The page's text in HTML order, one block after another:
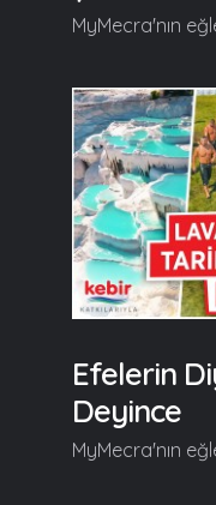
Efelerin
Deyince